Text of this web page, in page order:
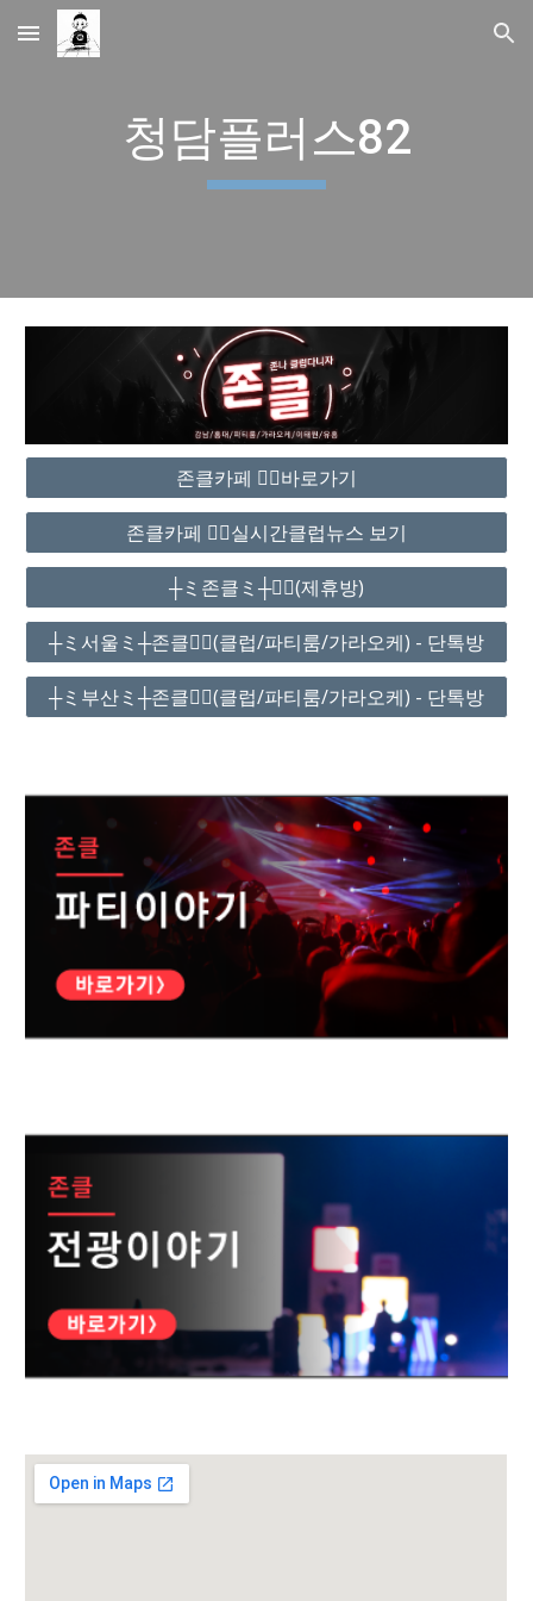
Skip to main content Skip to navigation
청담플러스82
존클카페 ❤️‍🔥바로가기
존클카페 ❤️‍🔥실시간클럽뉴스 보기
┼ミ존클ミ┼❤️‍🔥(제휴방)
┼ミ서울ミ┼존클❤️‍🔥(클럽/파티룸/가라오케) - 단톡방
┼ミ부산ミ┼존클❤️‍🔥(클럽/파티룸/가라오케) - 단톡방